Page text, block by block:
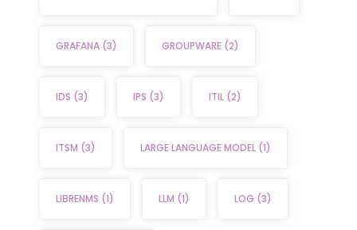
GRAFANA (3) GROUPWARE (2)
IDS (3) IPS (3) ITIL (2)
ITSM (3) LARGE LANGUAGE MODEL (1)
LIBRENMS (1) LLM (1) LOG (3)